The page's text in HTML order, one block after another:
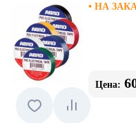
• НА
Цена: